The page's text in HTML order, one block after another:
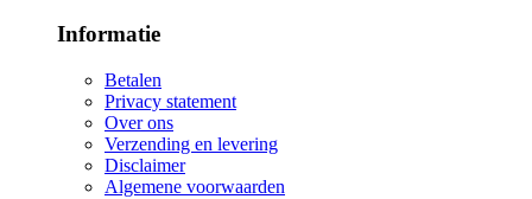
Informatie
Betalen
Privacy statement
Over ons
Verzending en levering
Disclaimer
Algemene voorwaarden